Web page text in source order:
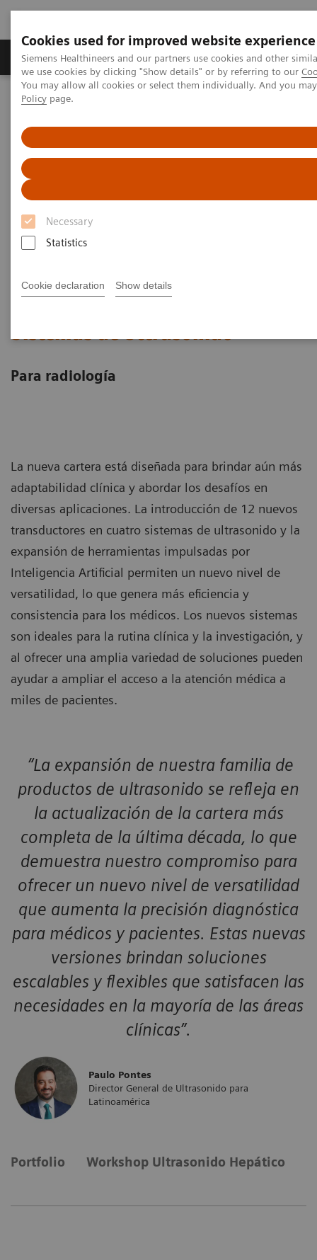
Cookies used for improved website experience
Siemens Healthineers and our partners use cookies and other
we use cookies by clicking "Show details" or by referring to our
You may allow all cookies or select them individually. And you
Policy page.
Necessary
Statistics
Cookie declaration Show details
Productos y servicios Especialidades Clínicas
Siemens Healthineers Latinoamérica
Sistemas de Ultrasonido
Para radiología
La nueva cartera está diseñada para brindar aún más
adaptabilidad clínica y abordar los desafíos en
diversas aplicaciones. La introducción de 12 nuevos
transductores en cuatro sistemas de ultrasonido y la
expansión de herramientas impulsadas por
Inteligencia Artificial permiten un nuevo nivel de
versatilidad, lo que genera más eficiencia y
consistencia para los médicos. Los nuevos sistemas
son ideales para la rutina clínica y la investigación, y
al ofrecer una amplia variedad de soluciones pueden
ayudar a ampliar el acceso a la atención médica a
miles de pacientes.
“La expansión de nuestra familia de
productos de ultrasonido se refleja en
la actualización de la cartera más
completa de la última década, lo que
demuestra nuestro compromiso para
ofrecer un nuevo nivel de versatilidad
que aumenta la precisión diagnóstica
para médicos y pacientes. Estas nuevas
versiones brindan soluciones
escalables y flexibles que satisfacen las
necesidades en la mayoría de las áreas
clínicas”.
Paulo Pontes
Director General de Ultrasonido para
Latinoamérica
Portfolio Workshop Ultrasonido Hepático